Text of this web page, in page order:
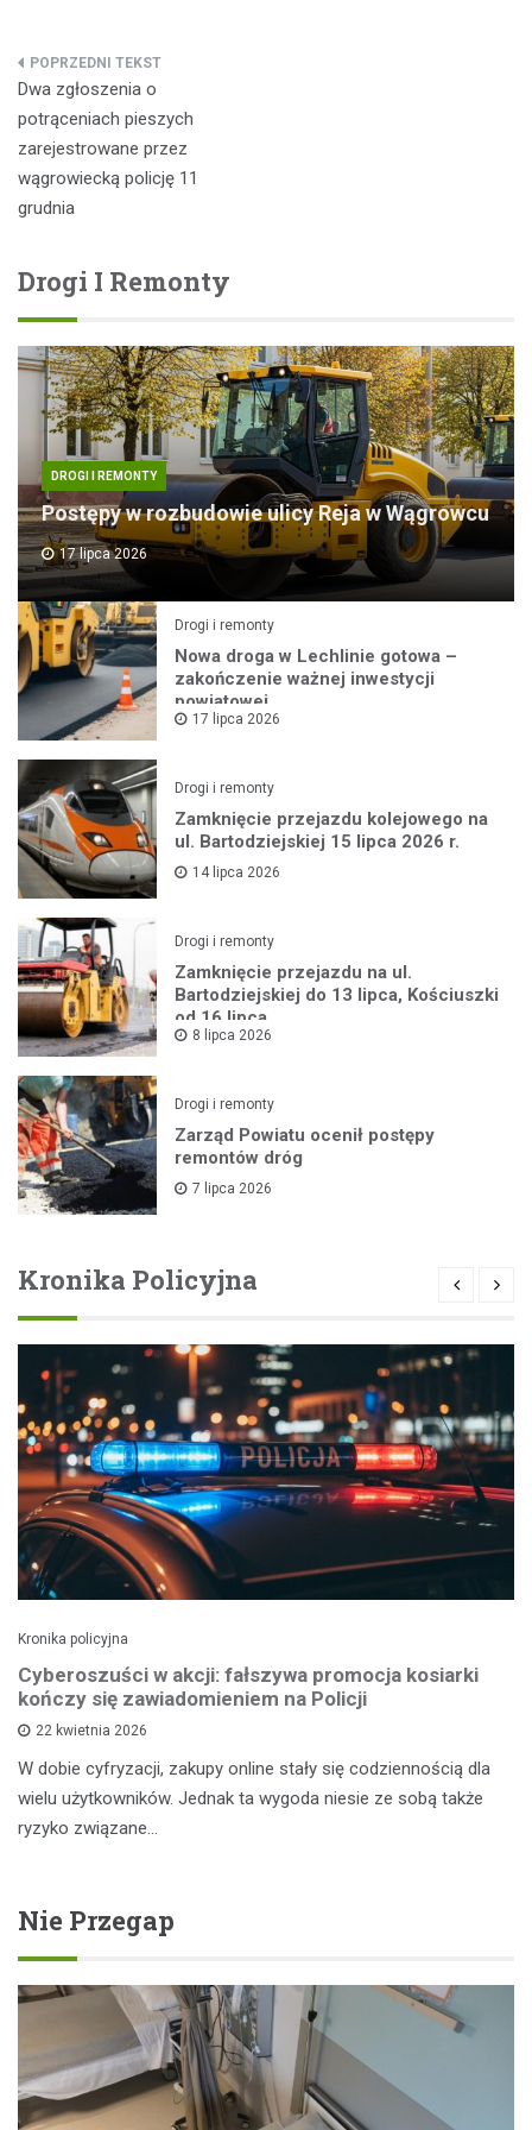
Nawigacja
wpisu
Dwa zgłoszenia o
potrąceniach pieszych
zarejestrowane przez
wągrowiecką policję 11
grudnia
Drogi I Remonty
DROGI I REMONTY
Postępy w rozbudowie ulicy Reja w Wągrowcu
17 lipca 2026
Drogi i remonty
Nowa droga w Lechlinie gotowa –
zakończenie ważnej inwestycji
powiatowej
17 lipca 2026
Drogi i remonty
Zamknięcie przejazdu kolejowego na
ul. Bartodziejskiej 15 lipca 2026 r.
14 lipca 2026
Drogi i remonty
Zamknięcie przejazdu na ul.
Bartodziejskiej do 13 lipca, Kościuszki
od 16 lipca
8 lipca 2026
Drogi i remonty
Zarząd Powiatu ocenił postępy
remontów dróg
7 lipca 2026
Kronika Policyjna
Kronika policyjna
Cyberoszuści w akcji: fałszywa promocja kosiarki
kończy się zawiadomieniem na Policji
22 kwietnia 2026
W dobie cyfryzacji, zakupy online stały się codziennością dla
wielu użytkowników. Jednak ta wygoda niesie ze sobą także
ryzyko związane…
Nie Przegap